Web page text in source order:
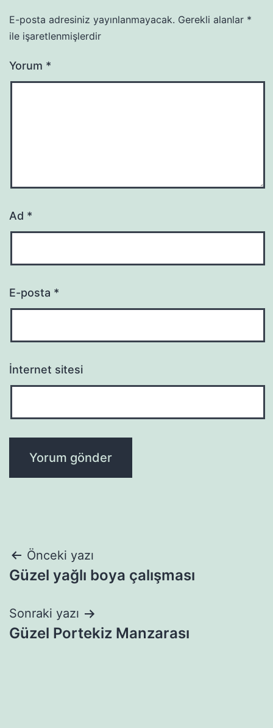
E-posta adresiniz yayınlanmayacak. Gerekli alanlar *
ile işaretlenmişlerdir
Yorum *
Ad *
E-posta *
İnternet sitesi
Yazı
gezinmesi
Önceki yazı
Güzel yağlı boya çalışması
Sonraki yazı
Güzel Portekiz Manzarası